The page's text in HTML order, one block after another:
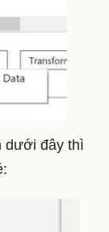
dưới đây thì